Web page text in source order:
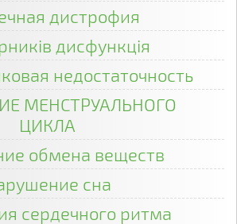
дистрофия
дисфункція
недостаточность
МЕНСТРУАЛЬНОГО
ЦИКЛА
обмена веществ
сна
сердечного ритма